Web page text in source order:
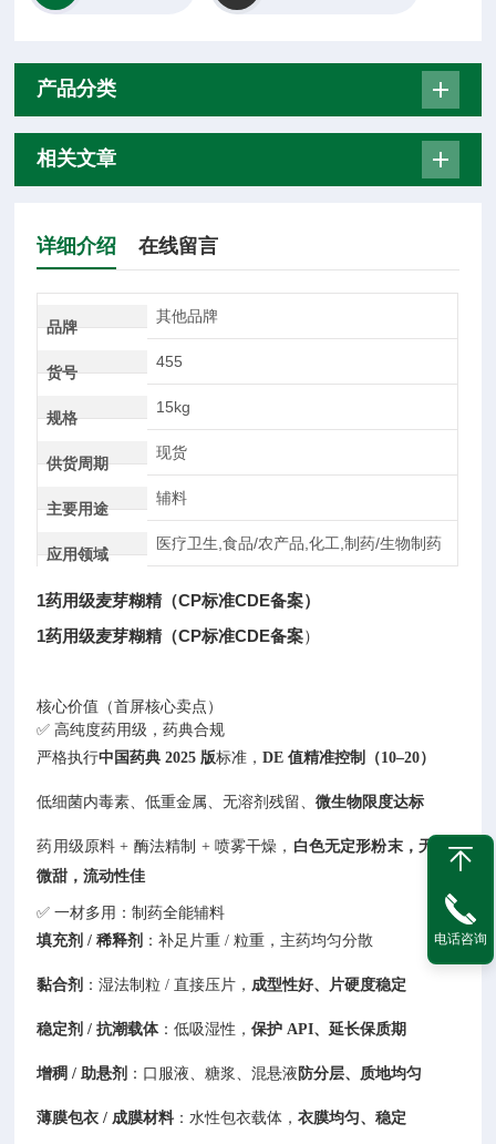
产品分类
相关文章
详细介绍 在线留言
品牌
其他品牌
货号
455
规格
15kg
供货周期
现货
主要用途
辅料
应用领域
医疗卫生,食品/农产品,化工,制药/生物制药
1药用级麦芽糊精（CP标准CDE备案）
1药用级麦芽糊精（CP标准CDE备案）
核心价值（首屏核心卖点）
✅ 高纯度药用级，药典合规
严格执行中国药典 2025 版标准，DE 值精准控制（10–20）
低细菌内毒素、低重金属、无溶剂残留、微生物限度达标
药用级原料 + 酶法精制 + 喷雾干燥， 白色无定形粉末，无味 /
微甜，流动性佳
✅ 一材多用：制药全能辅料
填充剂 / 稀释剂 ：补足片重 / 粒重，主药均匀分散
黏合剂 ：湿法制粒 / 直接压片，成型性好、片硬度稳定
稳定剂 / 抗潮载体：低吸湿性，保护 API、延长保质期
增稠 / 助悬剂 ：口服液、糖浆、混悬液 防分层、质地均匀
薄膜包衣 / 成膜材料 ：水性包衣载体，衣膜均匀、稳定
电话咨询